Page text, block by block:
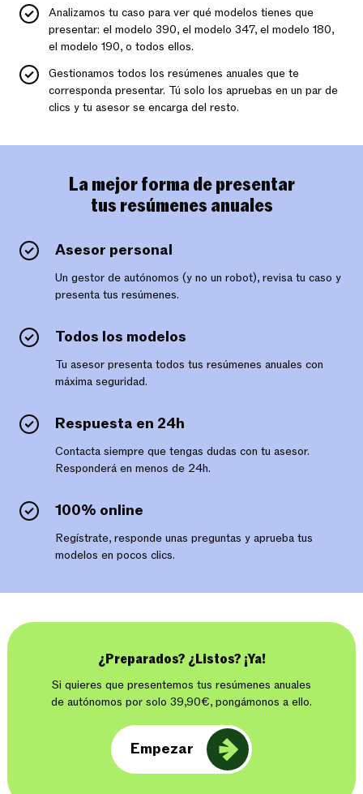
Analizamos tu caso para ver qué modelos tienes que
presentar: el modelo 390, el modelo 347, el modelo 180,
el modelo 190, o todos ellos.
Gestionamos todos los resúmenes anuales que te
corresponda presentar. Tú solo los apruebas en un par de
clics y tu asesor se encarga del resto.
La mejor forma de presentar
tus resúmenes anuales
Asesor personal
Un gestor de autónomos (y no un robot), revisa tu caso y
presenta tus resúmenes.
Todos los modelos
Tu asesor presenta todos tus resúmenes anuales con
máxima seguridad.
Respuesta en 24h
Contacta siempre que tengas dudas con tu asesor.
Responderá en menos de 24h.
100% online
Regístrate, responde unas preguntas y aprueba tus
modelos en pocos clics.
¿Preparados? ¿Listos? ¡Ya!
Si quieres que presentemos tus resúmenes anuales
de autónomos por solo 39,90€, pongámonos a ello.
Empezar